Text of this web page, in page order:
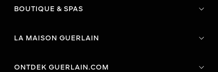
BOUTIQUE & SPAS
LA MAISON GUERLAIN
ONTDEK GUERLAIN.COM